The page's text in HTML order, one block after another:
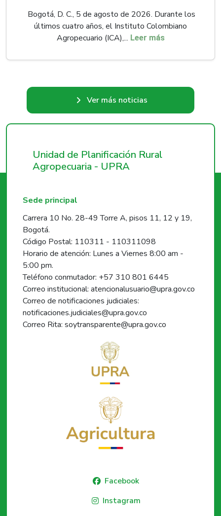
Bogotá, D. C., 5 de agosto de 2026. Durante los
últimos cuatro años, el Instituto Colombiano
Agropecuario (ICA),... Leer más
Ver más noticias
Unidad de Planificación Rural
Agropecuaria - UPRA
Sede principal
Carrera 10 No. 28-49 Torre A, pisos 11, 12 y 19,
Bogotá.
Código Postal: 110311 - 110311098
Horario de atención: Lunes a Viernes 8:00 am -
5:00 pm.
Teléfono conmutador: +57 310 801 6445
Correo institucional: atencionalusuario@upra.gov.co
Correo de notificaciones judiciales:
notificaciones.judiciales@upra.gov.co
Correo Rita: soytransparente@upra.gov.co
Facebook
Instagram